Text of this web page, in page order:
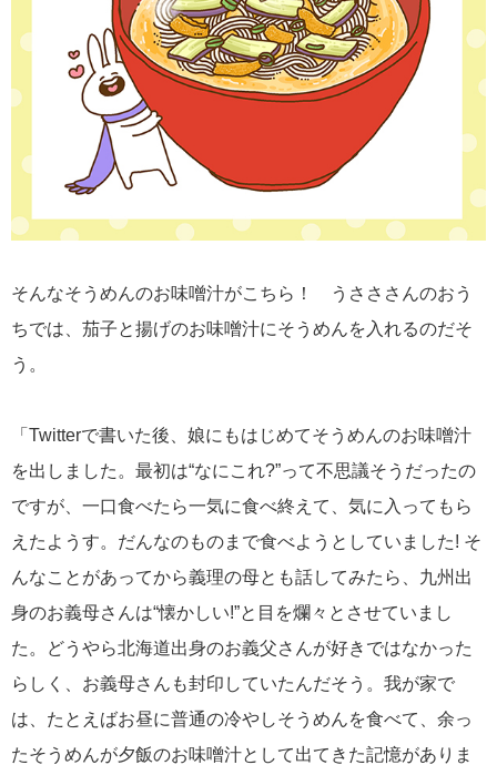
そんなそうめんのお味噌汁がこちら！ うさささんのおう
ちでは、茄子と揚げのお味噌汁にそうめんを入れるのだそ
う。
「Twitterで書いた後、娘にもはじめてそうめんのお味噌汁
を出しました。最初は“なにこれ?”って不思議そうだったの
ですが、一口食べたら一気に食べ終えて、気に入ってもら
えたようす。だんなのものまで食べようとしていました! そ
んなことがあってから義理の母とも話してみたら、九州出
身のお義母さんは“懐かしい!”と目を爛々とさせていまし
た。どうやら北海道出身のお義父さんが好きではなかった
らしく、お義母さんも封印していたんだそう。我が家で
は、たとえばお昼に普通の冷やしそうめんを食べて、余っ
たそうめんが夕飯のお味噌汁として出てきた記憶がありま